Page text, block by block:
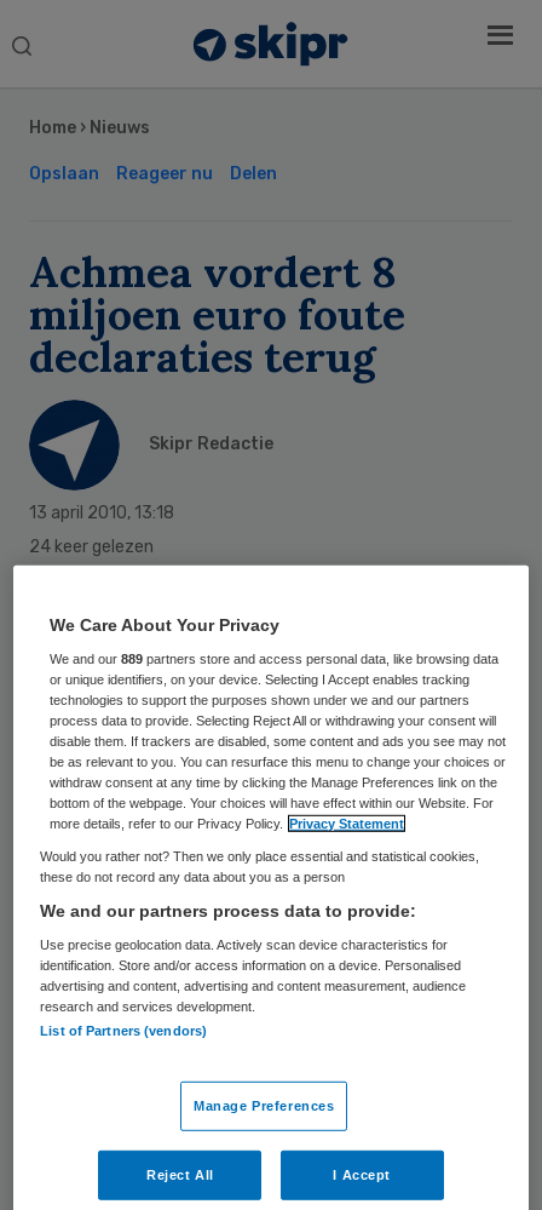
Search
Home › Nieuws
Opslaan Reageer nu Delen
Achmea vordert 8
miljoen euro foute
declaraties terug
Skipr Redactie
13 april 2010, 13:18
24 keer gelezen
Zorgverzekeraar Achmea heeft vorig jaar
voor 8 miljoen euro teruggevorderd dat hij
misgelopen was door verkeerd ingevulde
declaraties. Dat is ruim vijf keer zoveel als
het jaar ervoor. Dat heeft Achmea
bevestigd naar aanleiding van
berichtgeving in het Nederlands Dagblad.
Opsporen foute declaraties
Dat Achmea vorig jaar zoveel meer geld
heeft teruggehaald voor verkeerd
woordvoerster, doordat medewerkers
sinds vorig jaar beter zijn opgeleid in het
herkennen van onregelmatigheden in
ingediende declaraties. Overigens blijken
Sidebar
We Care About Your Privacy
We and our889 partners store and access personal data, like browsing data
or unique identifiers, on your device. Selecting I Accept enables tracking
technologies to support the purposes shown under we and our partners
process data to provide. Selecting Reject All or withdrawing your consent will
disable them. If trackers are disabled, some content and ads you see may not
be as relevant to you. You can resurface this menu to change your choices or
withdraw consent at any time by clicking the Manage Preferences link on the
bottom of the webpage. Your choices will have effect within our Website. For
more details, refer to our Privacy Policy.
Privacy Statement
Would you rather not? Then we only place essential and statistical cookies,
these do not record any data about you as a person
We and our partners process data to provide:
Use precise geolocation data. Actively scan device characteristics for
identification. Store and/or access information on a device. Personalised
advertising and content, advertising and content measurement, audience
research and services development.
List of Partners (vendors)
Manage Preferences
Reject All I Accept